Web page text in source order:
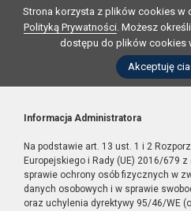
Strona korzysta z plików cookies w
Polityką Prywatności. Możesz
dostępu do plików cookies
Akceptuję
Informacja Administratora
Na podstawie art. 13 ust. 1 i 2
Europejskiego i Rady (UE) 2016/679
sprawie ochrony osób fizycznych w
danych osobowych i w sprawie
oraz uchylenia dyrektywy 95/46/WE